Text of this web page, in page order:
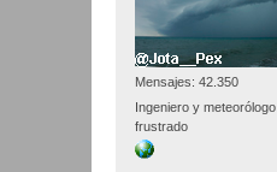
Mensajes: 42.350
Ingeniero y meteorólogo
frustrado